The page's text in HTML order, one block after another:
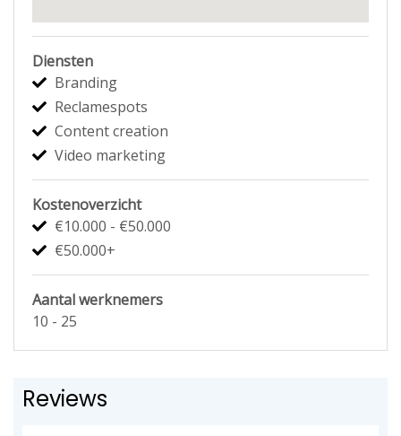
Diensten
Branding
Reclamespots
Content creation
Video marketing
Kostenoverzicht
€10.000 - €50.000
€50.000+
Aantal werknemers
10 - 25
Reviews